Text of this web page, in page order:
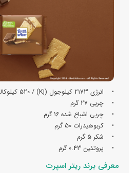
• انرژی 2173 کیلوجول (Kj) / 520 کیلوکالری (kcal)
• چربی 27 گرم
• چربی اشباع شده 16 گرم
• کربوهیدرات 50 گرم
• شکر 5 گرم
• پروتئین 0.43 گرم
معرفی برند ریتر اسپرت